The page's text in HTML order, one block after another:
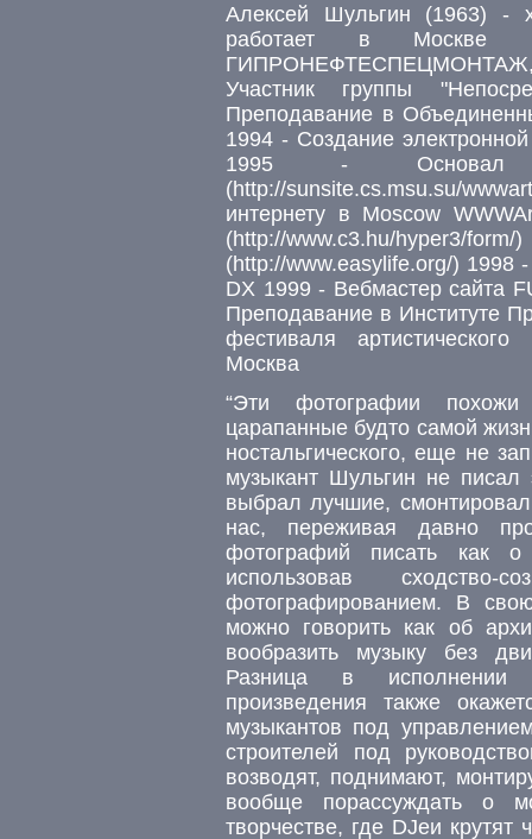
Алексей Шульгин (1963) -
работает в Москве
ГИПРОНЕФТЕСПЕЦМОНТАЖ,
Участник группы
Преподавание в
1994 - Создание
1995 - Основал
(http://sunsite.cs.msu.su/
интернету в Moscow
(http://www.c3.hu/
(http://www.easylife.org/) 1998
DX 1999 - Вебмастер сайта
Преподавание в Институте
фестиваля
Москва
“Эти фотографии
царапанные будто самой
ностальгического, еще не
музыкант Шульгин не
выбрал лучшие,
нас, переживая давно
фотографий писать как
использовав
фотографированием. В
можно говорить как об
вообразить музыку без
Разница в исполнении
произведения также
музыкантов под
строителей под
возводят, поднимают,
вообще порассуждать о
творчестве, где DJеи